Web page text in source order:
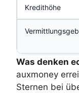
Kredithöhe
Was denken
auxmoney
Sternen bei